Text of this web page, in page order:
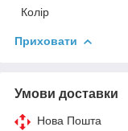
Колір
Приховати
Умови доставки
Нова Пошта